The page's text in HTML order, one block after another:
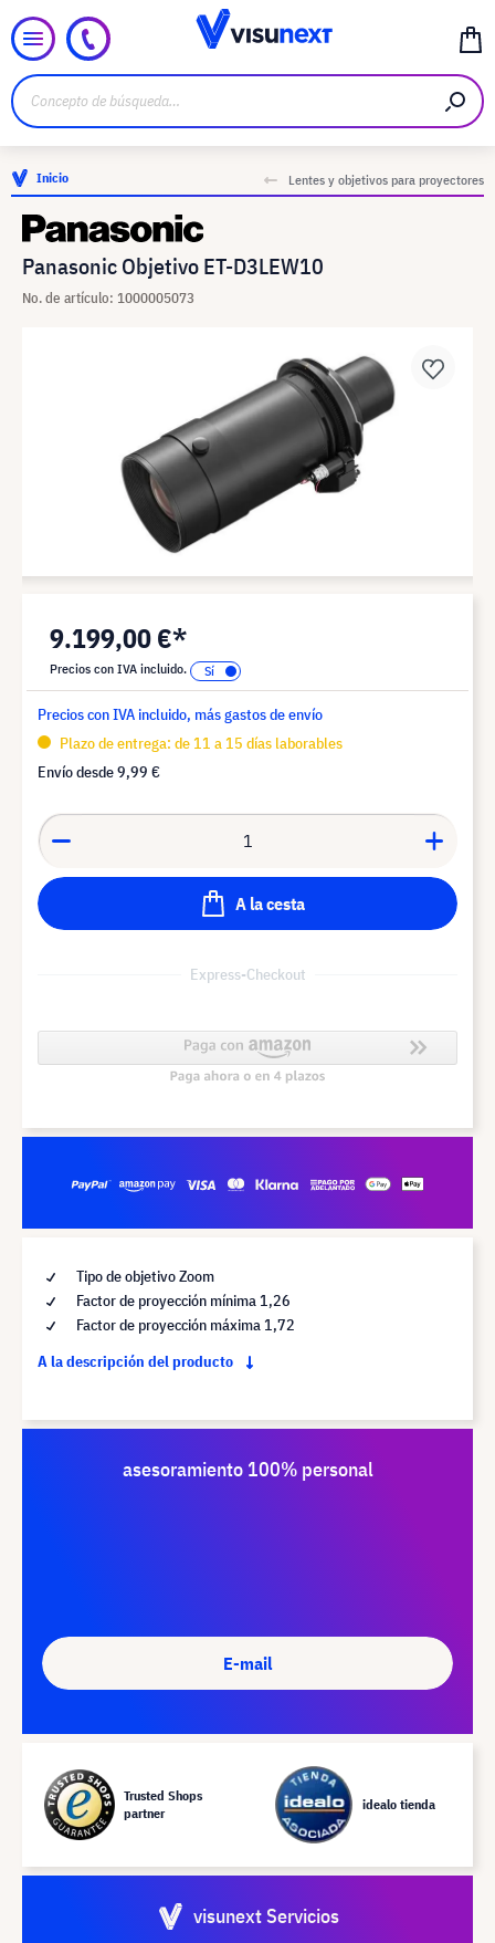
Inicio Lentes y objetivos para proyectores
Panasonic Objetivo ET-D3LEW10
No. de artículo: 1000005073
9.199,00 €*
Precios con IVA incluido.
Precios con IVA incluido, más gastos de envío
Plazo de entrega: de 11 a 15 días laborables
Envío desde9,99 €
A la cesta
Express-Checkout
Tipo de objetivo Zoom
Factor de proyección mínima 1,26
Factor de proyección máxima 1,72
A la descripción del producto
asesoramiento 100% personal
E-mail
Trusted Shops
partner
idealo tienda
visunext Servicios